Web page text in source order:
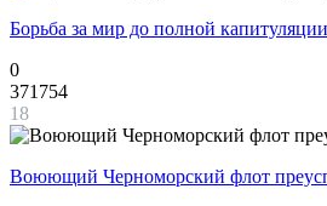
Борьба за мир до полной капитуляции
0
371754
18
Воюющий Черноморский флот